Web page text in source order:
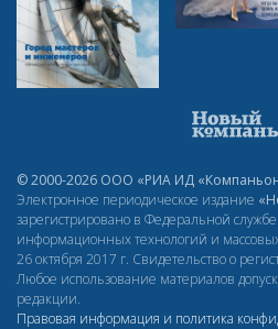
© 2000-2026 ООО «РИА ИД
Электронное периодическое издание
зарегистрировано в Федеральной
информационных технологий и
26 октября 2017 г. Свидетельство о
Любое использование материалов
редакции.
Правовая информация и политика